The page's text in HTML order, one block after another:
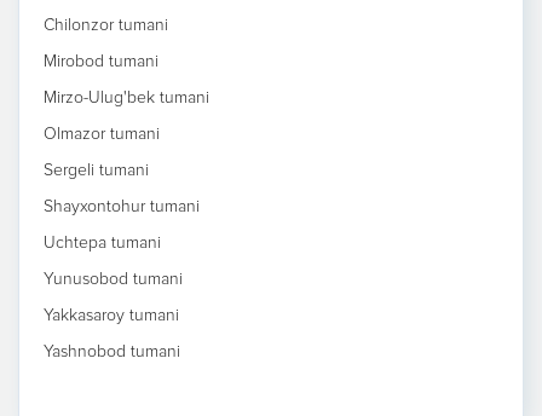
Chilonzor tumani
Mirobod tumani
Mirzo-Ulug'bek tumani
Olmazor tumani
Sergeli tumani
Shayxontohur tumani
Uchtepa tumani
Yunusobod tumani
Yakkasaroy tumani
Yashnobod tumani